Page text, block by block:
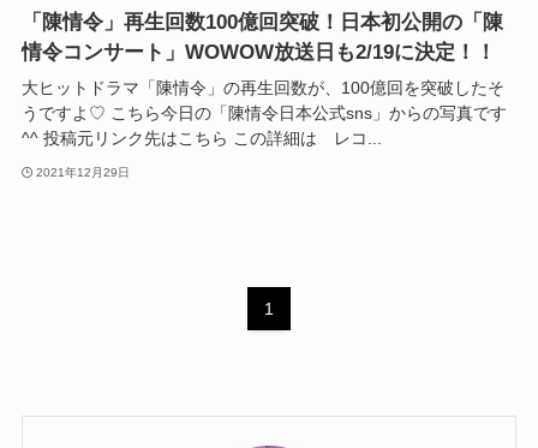
「陳情令」再生回数100億回突破！日本初公開の「陳
情令コンサート」WOWOW放送日も2/19に決定！！
大ヒットドラマ「陳情令」の再生回数が、100億回を突破したそ
うですよ♡ こちら今日の「陳情令日本公式sns」からの写真です
^^ 投稿元リンク先はこちら この詳細は レコ...
2021年12月29日
1